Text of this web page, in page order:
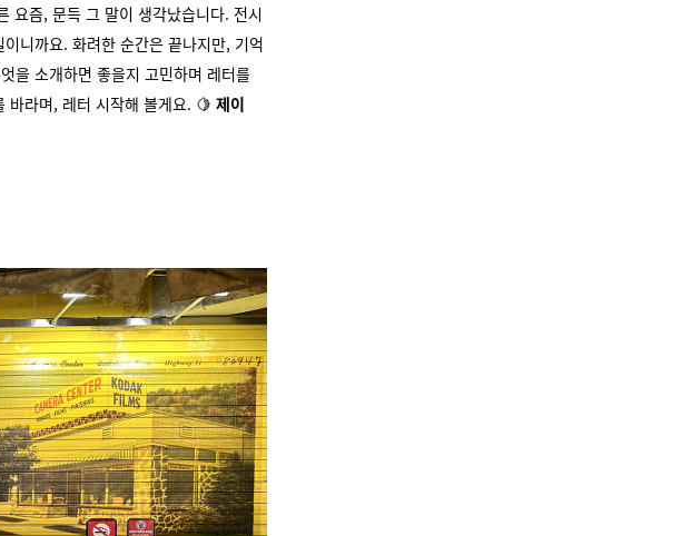
요즘, 문득 그 말이 생각났습니다. 전시
니까요. 화려한 순간은 끝나지만, 기억
을 소개하면 좋을지 고민하며 레터를
바라며, 레터 시작해 볼게요. 🍋 제이